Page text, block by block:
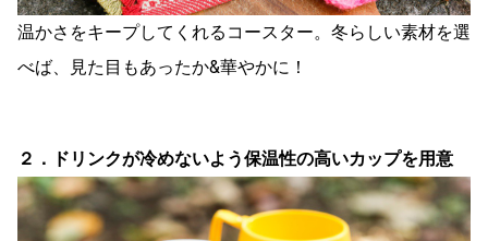
温かさをキープしてくれるコースター。冬らしい素材を選
べば、見た目もあったか&華やかに！
２．ドリンクが冷めないよう保温性の高いカップを用意